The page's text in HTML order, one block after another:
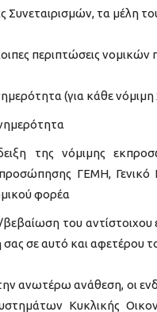
Συνεταιρισμών, τα μέλη
περιπτώσεις
(για κάθε
της νόμιμης
ΓΕΜΗ,
φορέα
βεβαίωση του
σε αυτό και αφετέρου
ανωτέρω ανάθεση, οι
Κυκλικής